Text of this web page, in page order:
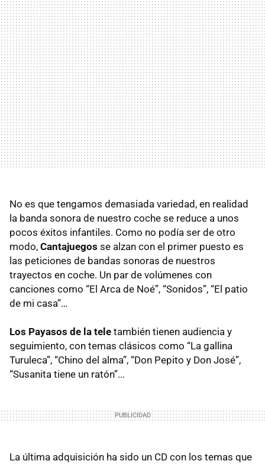
No es que tengamos demasiada variedad, en realidad
la banda sonora de nuestro coche se reduce a unos
pocos éxitos infantiles. Como no podía ser de otro
modo, Cantajuegos se alzan con el primer puesto es
las peticiones de bandas sonoras de nuestros
trayectos en coche. Un par de volúmenes con
canciones como “El Arca de Noé”, “Sonidos”, “El patio
de mi casa”…
Los Payasos de la tele también tienen audiencia y
seguimiento, con temas clásicos como “La gallina
Turuleca”, “Chino del alma”, “Don Pepito y Don José”,
“Susanita tiene un ratón”...
La última adquisición ha sido un CD con los temas que